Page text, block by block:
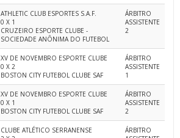
ATHLETIC CLUB ESPORTES S.A.F.
0 X 1
CRUZEIRO ESPORTE CLUBE -
SOCIEDADE ANÔNIMA DO FUTEBOL
ÁRBITRO
ASSISTENTE
2
XV DE NOVEMBRO ESPORTE CLUBE
0 X 2
BOSTON CITY FUTEBOL CLUBE SAF
ÁRBITRO
ASSISTENTE
1
XV DE NOVEMBRO ESPORTE CLUBE
0 X 1
BOSTON CITY FUTEBOL CLUBE SAF
ÁRBITRO
ASSISTENTE
2
CLUBE ATLÉTICO SERRANENSE
ÁRBITRO